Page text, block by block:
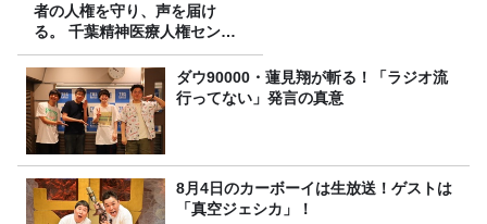
者の人権を守り、声を届け
る。 千葉精神医療人権センタ
ーの取り組み
ダウ90000・蓮見翔が斬る！「ラジオ流
行ってない」発言の真意
8月4日のカーボーイは生放送！ゲストは
「真空ジェシカ」！